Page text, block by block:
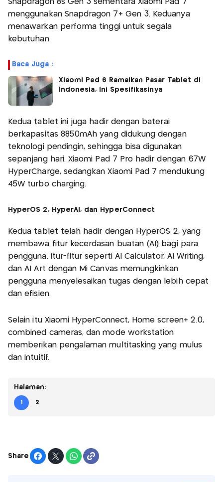
Snapdragon 8s Gen 3 sementara Xiaomi Pad 7
menggunakan Snapdragon 7+ Gen 3. Keduanya
menawarkan performa tinggi untuk segala
kebutuhan.
Baca Juga :
Xiaomi Pad 6 Ramaikan Pasar Tablet di
Indonesia, Ini Spesifikasinya
Kedua tablet ini juga hadir dengan baterai
berkapasitas 8850mAh yang didukung dengan
teknologi pendingin, sehingga bisa digunakan
sepanjang hari. Xiaomi Pad 7 Pro hadir dengan 67W
HyperCharge, sedangkan Xiaomi Pad 7 mendukung
45W turbo charging.
HyperOS 2, HyperAI, dan HyperConnect
Kedua tablet telah hadir dengan HyperOS 2, yang
membawa fitur kecerdasan buatan (AI) bagi para
pengguna. itur-fitur seperti AI Calculator, AI Writing,
dan AI Art dengan Mi Canvas memungkinkan
pengguna menyelesaikan tugas dengan lebih cepat
dan efisien.
Selain itu Xiaomi HyperConnect, Home screen+ 2.0,
combined cameras, dan mode workstation
memberikan pengalaman multitasking yang mulus
dan intuitif.
Halaman:
1 2
Share